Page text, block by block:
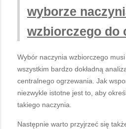
wyborze
wzbiorczego do
Wybór naczynia wzbiorczego
wszystkim bardzo dokładną
centralnego ogrzewania. Jak
niezwykle istotne jest to, aby
takiego naczynia.
Następnie warto przyjrzeć się